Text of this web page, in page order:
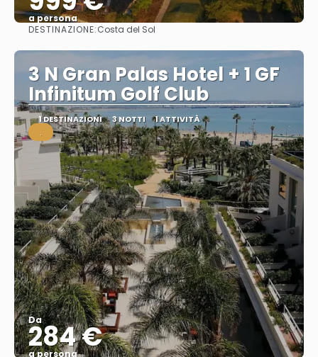
a persona
Vedere
DESTINAZIONE:Costa del Sol
3 N Gran Palas Hotel + 1 GF
Infinitum Golf Club
1 DESTINAZIONI 3 NOTTI 1 ATTIVITÀ
.
Da
284 €
a persona